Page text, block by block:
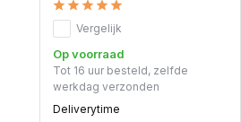
Vergelijk
Op voorraad
Tot 16 uur besteld, zelfde
werkdag verzonden
Deliverytime